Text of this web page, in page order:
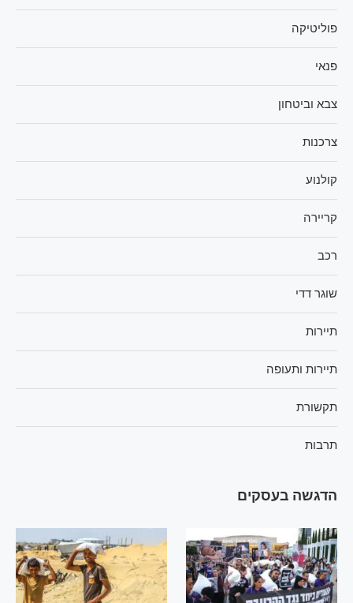
פוליטיקה
פנאי
צבא וביטחון
צרכנות
קולנוע
קריירה
רכב
שוגר דדי
תיירות
תיירות ותעופה
תקשורת
תרבות
הדגשה בעסקים